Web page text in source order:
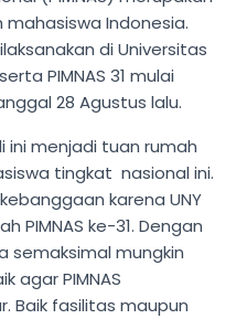
Indonesia.
di Universitas
PIMNAS 31 mulai
28 Agustus lalu.
ini menjadi tuan rumah
tingkat nasional ini.
karena UNY
PIMNAS ke-31. Dengan
semaksimal mungkin
agar PIMNAS
Baik fasilitas maupun